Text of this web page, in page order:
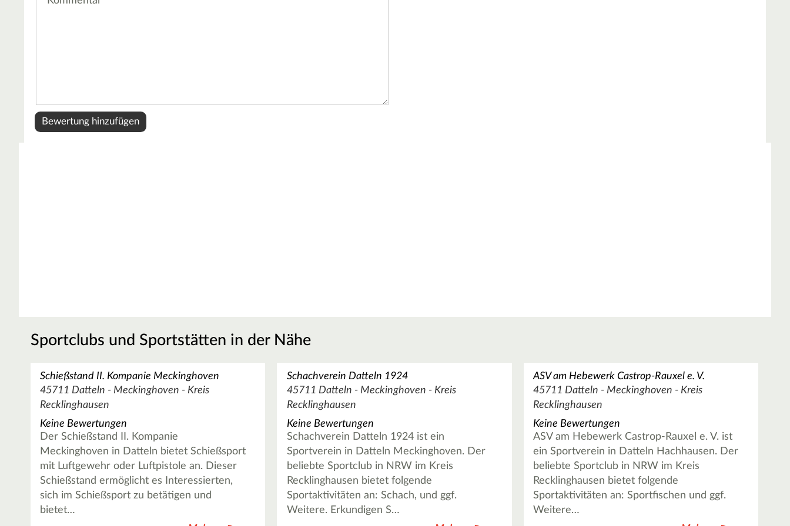
Sportclubs und Sportstätten in der Nähe
Schießstand II. Kompanie Meckinghoven
45711 Datteln - Meckinghoven - Kreis
Recklinghausen
Keine Bewertungen
Der Schießstand II. Kompanie
Meckinghoven in Datteln bietet Schießsport
mit Luftgewehr oder Luftpistole an. Dieser
Schießstand ermöglicht es Interessierten,
sich im Schießsport zu betätigen und
bietet…
Schachverein Datteln 1924
45711 Datteln - Meckinghoven - Kreis
Recklinghausen
Keine Bewertungen
Schachverein Datteln 1924 ist ein
Sportverein in Datteln Meckinghoven. Der
beliebte Sportclub in NRW im Kreis
Recklinghausen bietet folgende
Sportaktivitäten an: Schach, und ggf.
Weitere. Erkundigen S…
ASV am Hebewerk Castrop-Rauxel e. V.
45711 Datteln - Meckinghoven - Kreis
Recklinghausen
Keine Bewertungen
ASV am Hebewerk Castrop-Rauxel e. V. ist
ein Sportverein in Datteln Hachhausen. Der
beliebte Sportclub in NRW im Kreis
Recklinghausen bietet folgende
Sportaktivitäten an: Sportfischen und ggf.
Weitere…